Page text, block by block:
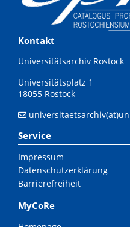
Kontakt
Universitätsarchiv Rostock
Universitätsplatz 1
18055 Rostock
Service
Impressum
Datenschutzerklärung
Barrierefreiheit
MyCoRe